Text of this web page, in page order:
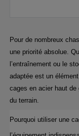
Pour de nombreux
une priorité absolue.
l’entraînement ou le
adaptée est un
cages en acier haut de
du terrain.
Pourquoi utiliser une